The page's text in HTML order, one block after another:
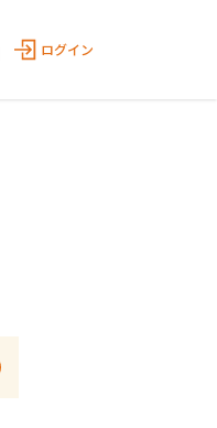
ログイン